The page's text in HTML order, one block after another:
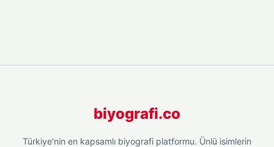
biyografi.co
Türkiye'nin en kapsamlı biyografi platformu. Ünlü isimlerin